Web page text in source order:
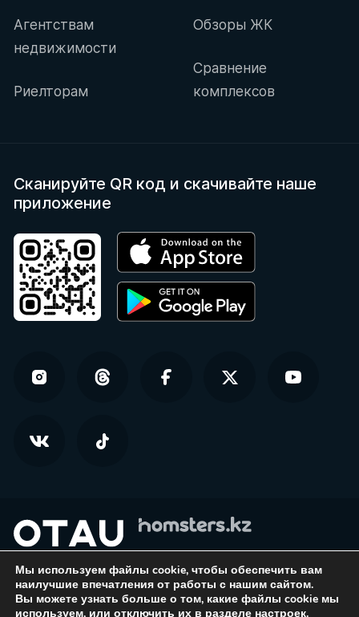
Агентствам
недвижимости
Риелторам
Обзоры ЖК
Сравнение
комплексов
Сканируйте QR код и скачивайте наше
приложение
© Homsters.kz — все права защищены
Политика конфиденциальности
Мы используем файлы cookie, чтобы обеспечить вам
наилучшие впечатления от работы с нашим сайтом.
Вы можете узнать больше о том, какие файлы cookie мы
используем, или отключить их в разделе настроек.